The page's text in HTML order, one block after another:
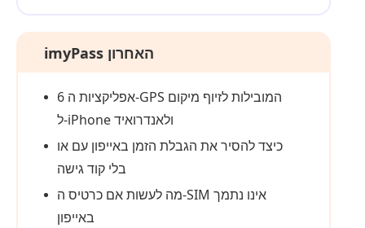
imyPass האחרון
6 אפליקציות ה‑GPS המובילות לזיוף מיקום
ל‑iPhone ולאנדרואיד
כיצד להסיר את הגבלת הזמן באייפון עם או
בלי קוד גישה
מה לעשות אם כרטיס ה‑SIM אינו נתמך
באייפון